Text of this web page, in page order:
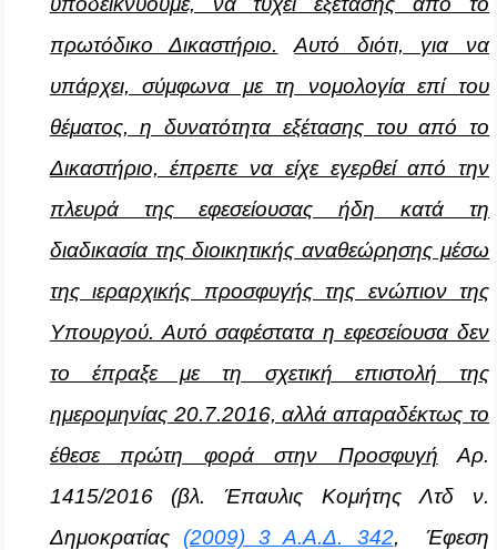
πρωτόδικο Δικαστήριο.
Αυτό διότι, για να
υπάρχει, σύμφωνα με τη νομολογία επί του
θέματος, η δυνατότητα εξέτασης του από το
Δικαστήριο, έπρεπε να είχε εγερθεί από την
πλευρά της εφεσείουσας ήδη κατά τη
διαδικασία της διοικητικής αναθεώρησης μέσω
της ιεραρχικής προσφυγής της ενώπιον της
Υπουργού. Αυτό σαφέστατα η εφεσείουσα δεν
το έπραξε με τη σχετική επιστολή της
ημερομηνίας 20.7.2016, αλλά απαραδέκτως το
έθεσε πρώτη φορά στην Προσφυγή Αρ.
1415/2016 (βλ. Έπαυλις Κομήτης Λτδ ν.
Δημοκρατίας (2009) 3 Α.Α.Δ. 342, Έφεση